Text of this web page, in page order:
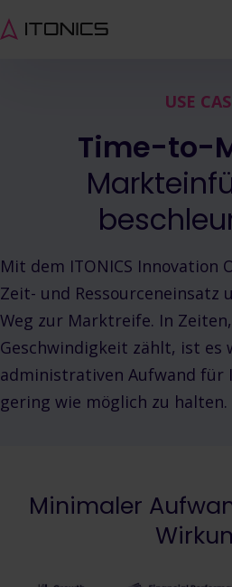
USE
Time-to-
Mit dem ITONICS Innovation
Zeit- und Ressourceneinsatz
Weg zur Marktreife. In
Geschwindigkeit zählt, ist es
administrativen Aufwand für
gering wie möglich zu halten.
Minimaler